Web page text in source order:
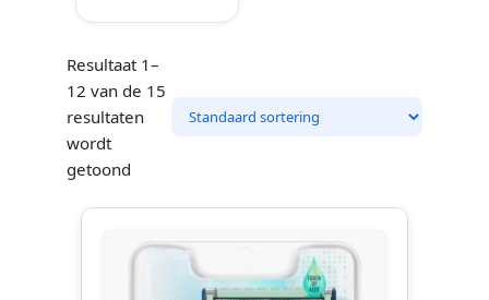
Resultaat 1–
12 van de 15
resultaten
wordt
getoond